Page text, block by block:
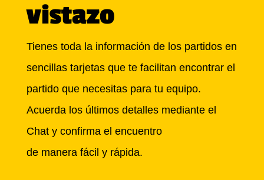
vistazo
Tienes toda la información de los partidos en
sencillas tarjetas que te facilitan encontrar el
partido que necesitas para tu equipo.
Acuerda los últimos detalles mediante el
Chat y confirma el encuentro
de manera fácil y rápida.